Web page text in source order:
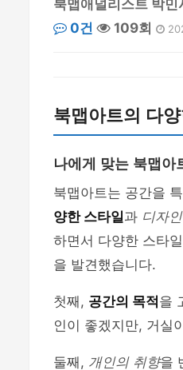
북맵애널리스트 박민
0건
109회
북맵아트의 다
나에게 맞는 북맵아
북맵아트는 공간을
양한 스타일과 디자인
하면서 다양한 스타
을 발견했습니다.
첫째, 공간의 목적을
인이 좋겠지만, 거실
둘째, 개인의 취향을